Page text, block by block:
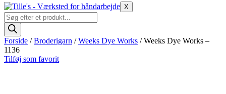
X
Products
search
Forside /Broderigarn /Weeks Dye Works / Weeks Dye Works –
1136
Tilføj som favorit